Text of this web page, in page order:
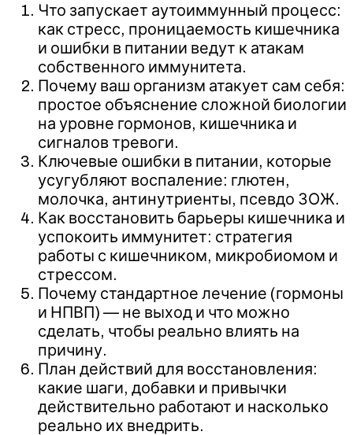
Что запускает аутоиммунный процесс:
как стресс, проницаемость кишечника
и ошибки в питании ведут к атакам
собственного иммунитета.
Почему ваш организм атакует сам себя:
простое объяснение сложной биологии
на уровне гормонов, кишечника и
сигналов тревоги.
Ключевые ошибки в питании, которые
усугубляют воспаление: глютен,
молочка, антинутриенты, псевдо ЗОЖ.
Как восстановить барьеры кишечника и
успокоить иммунитет: стратегия
работы с кишечником, микробиомом и
стрессом.
Почему стандартное лечение (гормоны
и НПВП) — не выход и что можно
сделать, чтобы реально влиять на
причину.
План действий для восстановления:
какие шаги, добавки и привычки
действительно работают и насколько
реально их внедрить.